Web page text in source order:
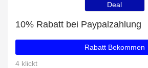
Deal
10% Rabatt bei Paypalzahlung
Rabatt Bekommen
4 klickt